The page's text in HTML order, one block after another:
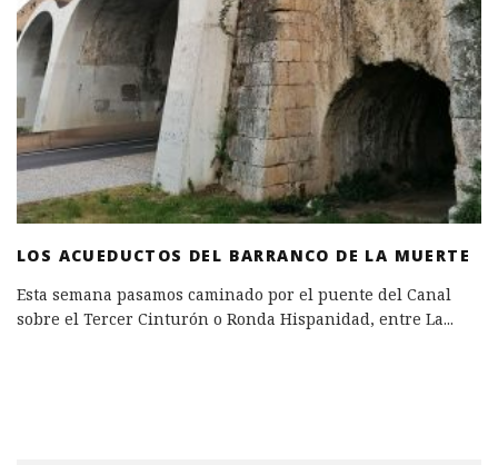
LOS ACUEDUCTOS DEL BARRANCO DE LA MUERTE
Esta semana pasamos caminado por el puente del Canal
sobre el Tercer Cinturón o Ronda Hispanidad, entre La...